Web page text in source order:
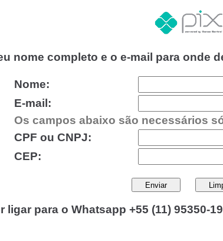
nome completo e o e-mail para onde
Nome:
E-mail:
Os campos abaixo são necessários
CPF ou CNPJ:
CEP:
para o Whatsapp +55 (11) 95350-